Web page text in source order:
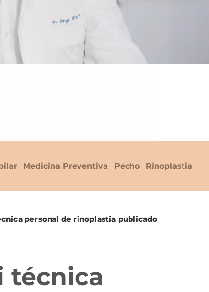
Medicina Preventiva Pecho Rinoplastia
personal de rinoplastia publicado
técnica